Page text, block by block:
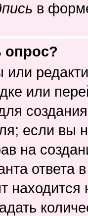
в
опрос?
или
или
если вы
на
ответа
находится